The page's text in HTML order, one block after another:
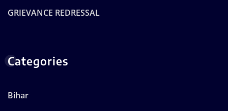
GRIEVANCE REDRESSAL
Categories
Bihar